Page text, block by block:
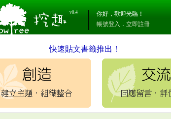
v0.4
你好，歡迎光臨！
帳號登入 ． 立即註冊
快速貼文書籤推出！